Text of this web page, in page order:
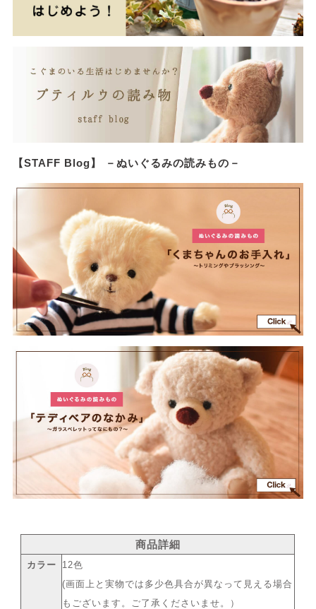
【STAFF Blog】 －ぬいぐるみの読みもの－
商品詳細
カラー
12色
(画面上と実物では多少色具合が異なって見える場合
もございます。ご了承くださいませ。）